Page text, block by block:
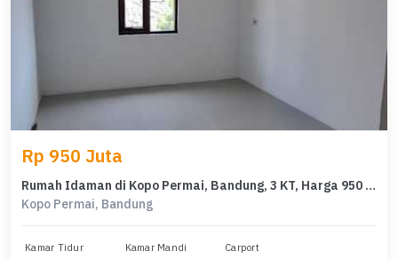
Rp 950 Juta
Rumah Idaman di Kopo Permai, Bandung, 3 KT, Harga 950 Juta
Kopo Permai, Bandung
Kamar Tidur Kamar Mandi Carport